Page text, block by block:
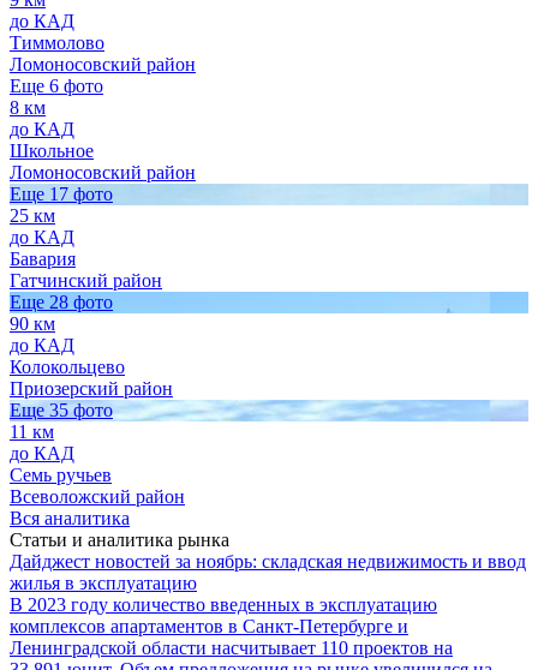
до КАД
Тиммолово
Ломоносовский район
Еще 6 фото
8 км
до КАД
Школьное
Ломоносовский район
Еще 17 фото
25 км
до КАД
Бавария
Гатчинский район
Еще 28 фото
90 км
до КАД
Колокольцево
Приозерский район
Еще 35 фото
11 км
до КАД
Семь ручьев
Всеволожский район
Вся аналитика
Статьи и аналитика рынка
Дайджест новостей за ноябрь: складская недвижимость и ввод
жилья в эксплуатацию
В 2023 году количество введенных в эксплуатацию
комплексов апартаментов в Санкт-Петербурге и
Ленинградской области насчитывает 110 проектов на